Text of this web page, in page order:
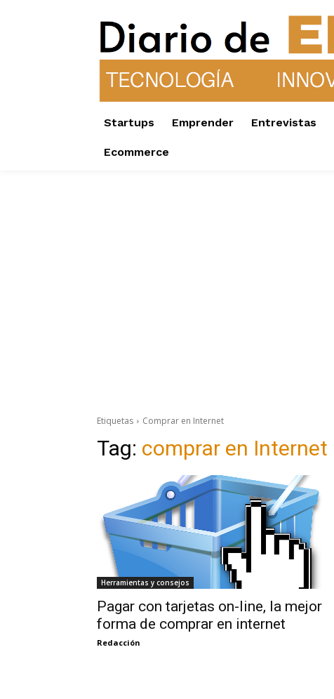
Startups Emprender Entrevistas
Ecommerce
Etiquetas Comprar en Internet
Tag: comprar en Internet
Herramientas y consejos
Pagar con tarjetas on-line, la mejor
forma de comprar en internet
Redacción